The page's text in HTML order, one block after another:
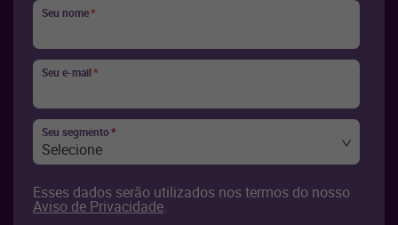
Seu nome*
Seu e-mail*
Seu segmento*
Selecione
Esses dados serão utilizados nos termos do nosso
Aviso de Privacidade.